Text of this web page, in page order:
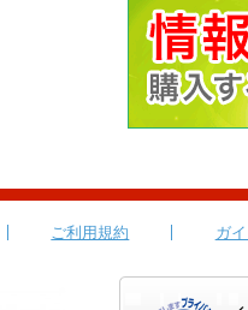
ご利用規約 ガ